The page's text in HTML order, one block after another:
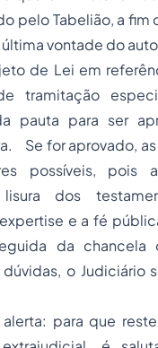
pelo Tabelião, a fim
vontade do
de Lei em
tramitação
pauta para ser
Se for aprovado,
possíveis, pois
dos
e a fé
da chancela
o Judiciário
para que